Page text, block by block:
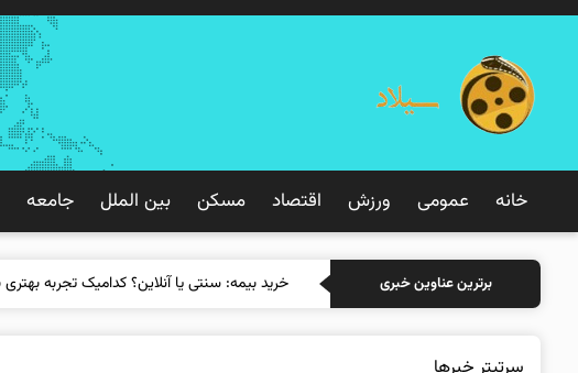
خانه عمومی ورزش اقتصاد مسکن بین الملل جامعه
برترین عناوین خبری خرید بیمه